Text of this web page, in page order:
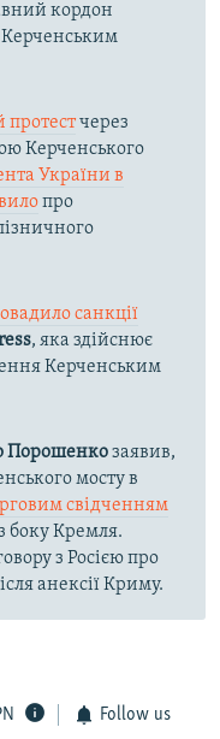
кордон
протестчерез
Керченського
України в
про
санкції
, яка здійснює
Керченським
Порошенкозаявив,
мосту в
свідченням
боку Кремля.
з Росією про
анексії Криму.
Follow us